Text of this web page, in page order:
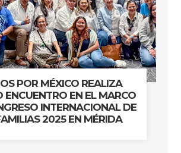
POR MÉXICO REALIZA
ENCUENTRO EN EL MARCO
INTERNACIONAL DE
2025 EN MÉRIDA